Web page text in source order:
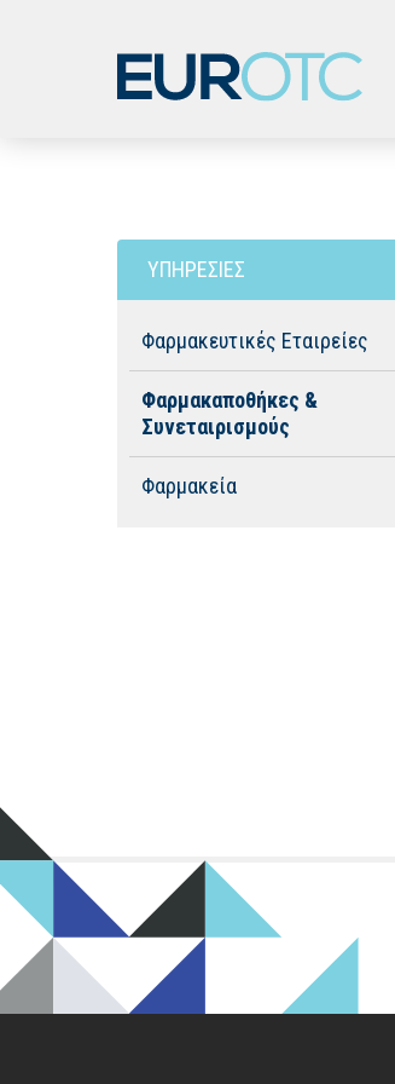
ΥΠΗΡΕΣΙΕΣ
Φαρμακευτικές Εταιρείες
Φαρμακαποθήκες &
Συνεταιρισμούς
Φαρμακεία